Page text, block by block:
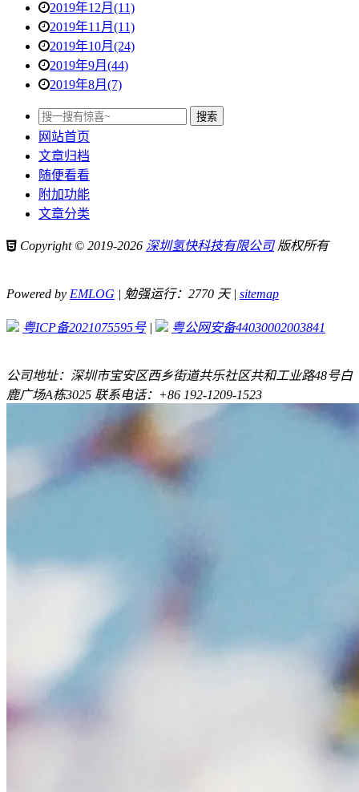
2019年12月(11)
2019年11月(11)
2019年10月(24)
2019年9月(44)
2019年8月(7)
网站首页
文章归档
随便看看
附加功能
文章分类
Copyright © 2019-2026 深圳氢快科技有限公司版权所有
Powered by EMLOG | 勉强运行：2770 天 | sitemap
粤ICP备2021075595号| 粤公网安备44030002003841
公司地址：深圳市宝安区西乡街道共乐社区共和工业路48号白
鹿广场A栋3025 联系电话：+86 192-1209-1523